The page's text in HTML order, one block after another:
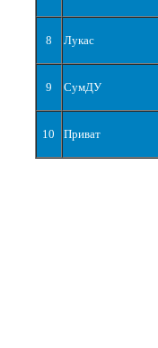
8 Лукас
9 СумДУ
10 Приват